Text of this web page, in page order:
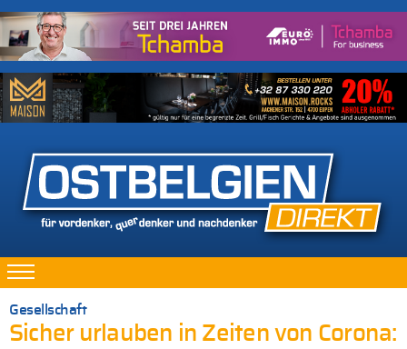
Gesellschaft
Sicher urlauben in Zeiten von Corona: